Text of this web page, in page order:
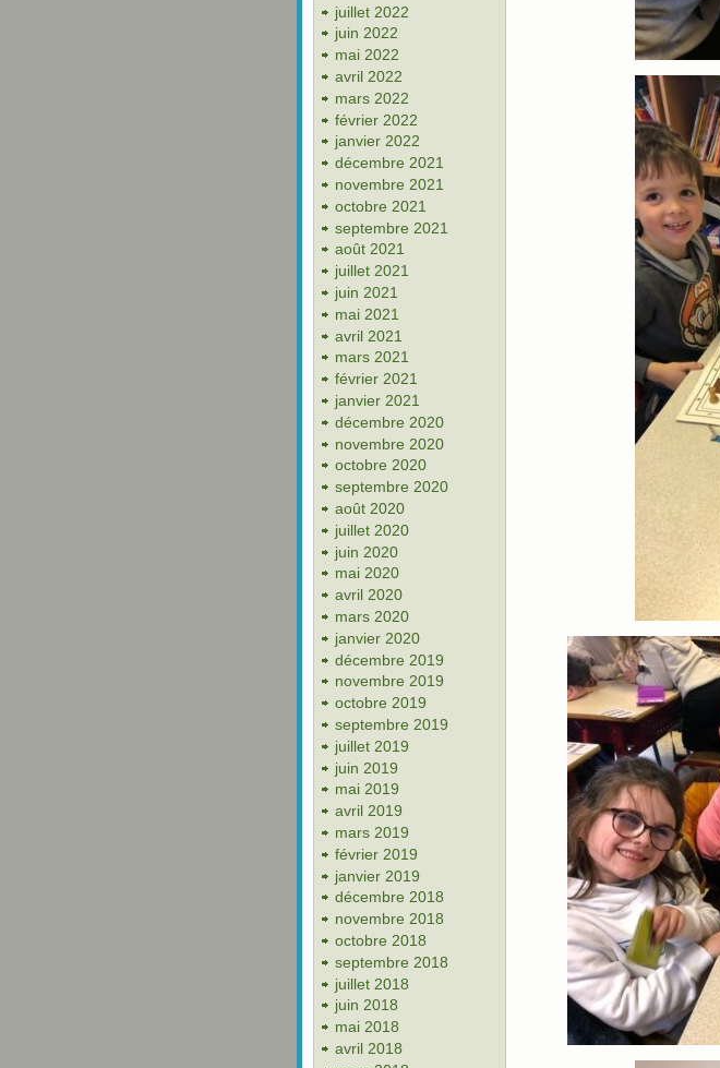
juillet 2022
juin 2022
mai 2022
avril 2022
mars 2022
février 2022
janvier 2022
décembre 2021
novembre 2021
octobre 2021
septembre 2021
août 2021
juillet 2021
juin 2021
mai 2021
avril 2021
mars 2021
février 2021
janvier 2021
décembre 2020
novembre 2020
octobre 2020
septembre 2020
août 2020
juillet 2020
juin 2020
mai 2020
avril 2020
mars 2020
janvier 2020
décembre 2019
novembre 2019
octobre 2019
septembre 2019
juillet 2019
juin 2019
mai 2019
avril 2019
mars 2019
février 2019
janvier 2019
décembre 2018
novembre 2018
octobre 2018
septembre 2018
juillet 2018
juin 2018
mai 2018
avril 2018